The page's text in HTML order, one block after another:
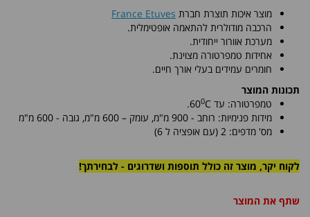
מוצר איכות תוצרת חברת France Etuves
הרכבה מודולרית להתאמה אופטימלית.
מערכת אוורור ייחודית.
אחידות טמפרטורה מצוינת.
חומרים עמידים בעלי אורך חיים.
תכונות המוצר
טמפרטורה: עד C
600
.
מידות פנימיות: רוחב - 900 מ"מ, עומק – 600 מ"מ
, גובה - 600 מ"מ
מס' מדפים: 2 (עם אופציה ל 6)
לקוח יקר, מוצר זה כולל תוספות ושדרוגים - לבחירתך!
שתף את המוצר